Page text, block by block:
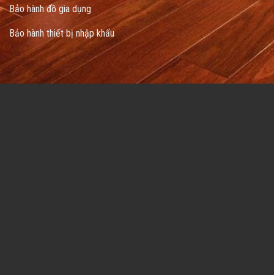
Bảo hành đồ gia dụng
Bảo hành thiết bị nhập khẩu